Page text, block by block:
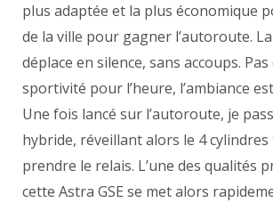
plus adaptée et la plus économique
de la ville pour gagner l’autoroute.
déplace en silence, sans accoups.
sportivité pour l’heure, l’ambiance
Une fois lancé sur l’autoroute, je
hybride, réveillant alors le 4
prendre le relais. L’une des qualités
cette Astra GSE se met alors